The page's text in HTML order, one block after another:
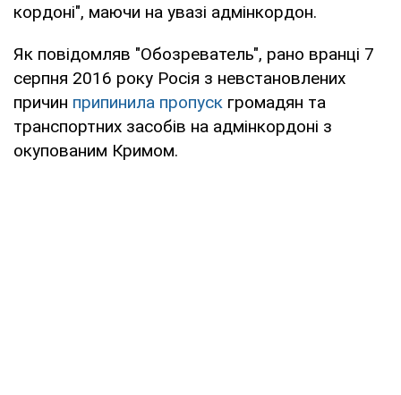
кордоні", маючи на увазі адмінкордон.
Як повідомляв "Обозреватель", рано вранці 7
серпня 2016 року Росія з невстановлених
причин припинила пропуск громадян та
транспортних засобів на адмінкордоні з
окупованим Кримом.